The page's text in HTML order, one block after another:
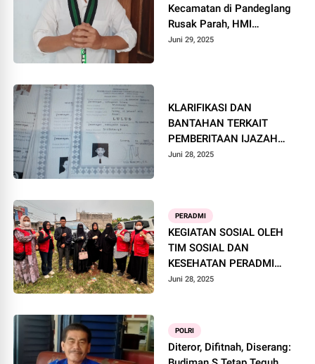
Kecamatan di Pandeglang
Rusak Parah, HMI
Babunnajah: Pemerintah
Juni 29, 2025
KLARIFIKASI DAN
BANTAHAN TERKAIT
PEMBERITAAN IJAZAH
MADRASAH UNTUK
Juni 28, 2025
PERADMI
KEGIATAN SOSIAL OLEH
TIM SOSIAL DAN
KESEHATAN PERADMI
PADA TAHUN BARU ISLAM,
Juni 28, 2025
POLRI
Diteror, Difitnah, Diserang: